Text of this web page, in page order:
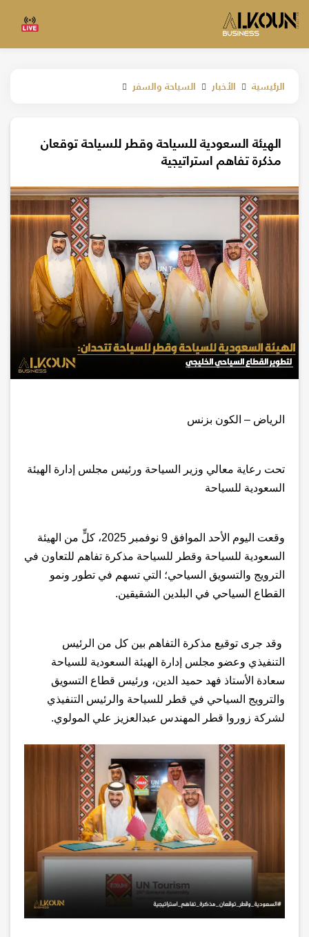
الرئيسية الأخبار السياحة والسفر
الهيئة السعودية للسياحة وقطر للسياحة توقعان
مذكرة تفاهم استراتيجية
الرياض – الكون بزنس
تحت رعاية معالي وزير السياحة ورئيس مجلس إدارة الهيئة
السعودية للسياحة
وقعت اليوم الأحد الموافق 9 نوفمبر 2025، كلٍّ من الهيئة
السعودية للسياحة وقطر للسياحة مذكرة تفاهم للتعاون في
الترويج والتسويق السياحي؛ التي تسهم في تطور ونمو
القطاع السياحي في البلدين الشقيقين.
وقد جرى توقيع مذكرة التفاهم بين كل من الرئيس
التنفيذي وعضو مجلس إدارة الهيئة السعودية للسياحة
سعادة الأستاذ فهد حميد الدين، ورئيس قطاع التسويق
والترويج السياحي في قطر للسياحة والرئيس التنفيذي
لشركة زوروا قطر المهندس عبدالعزيز علي المولوي.